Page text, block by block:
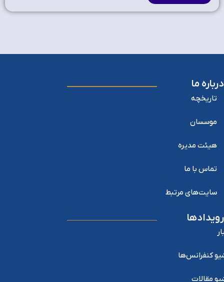
درباره ما
تاریخچه
موسسان
هیئت مدیره
تماس با ما
سایت‌های مرتبط
رویدادها
کنفرانس‌ها
مقالات